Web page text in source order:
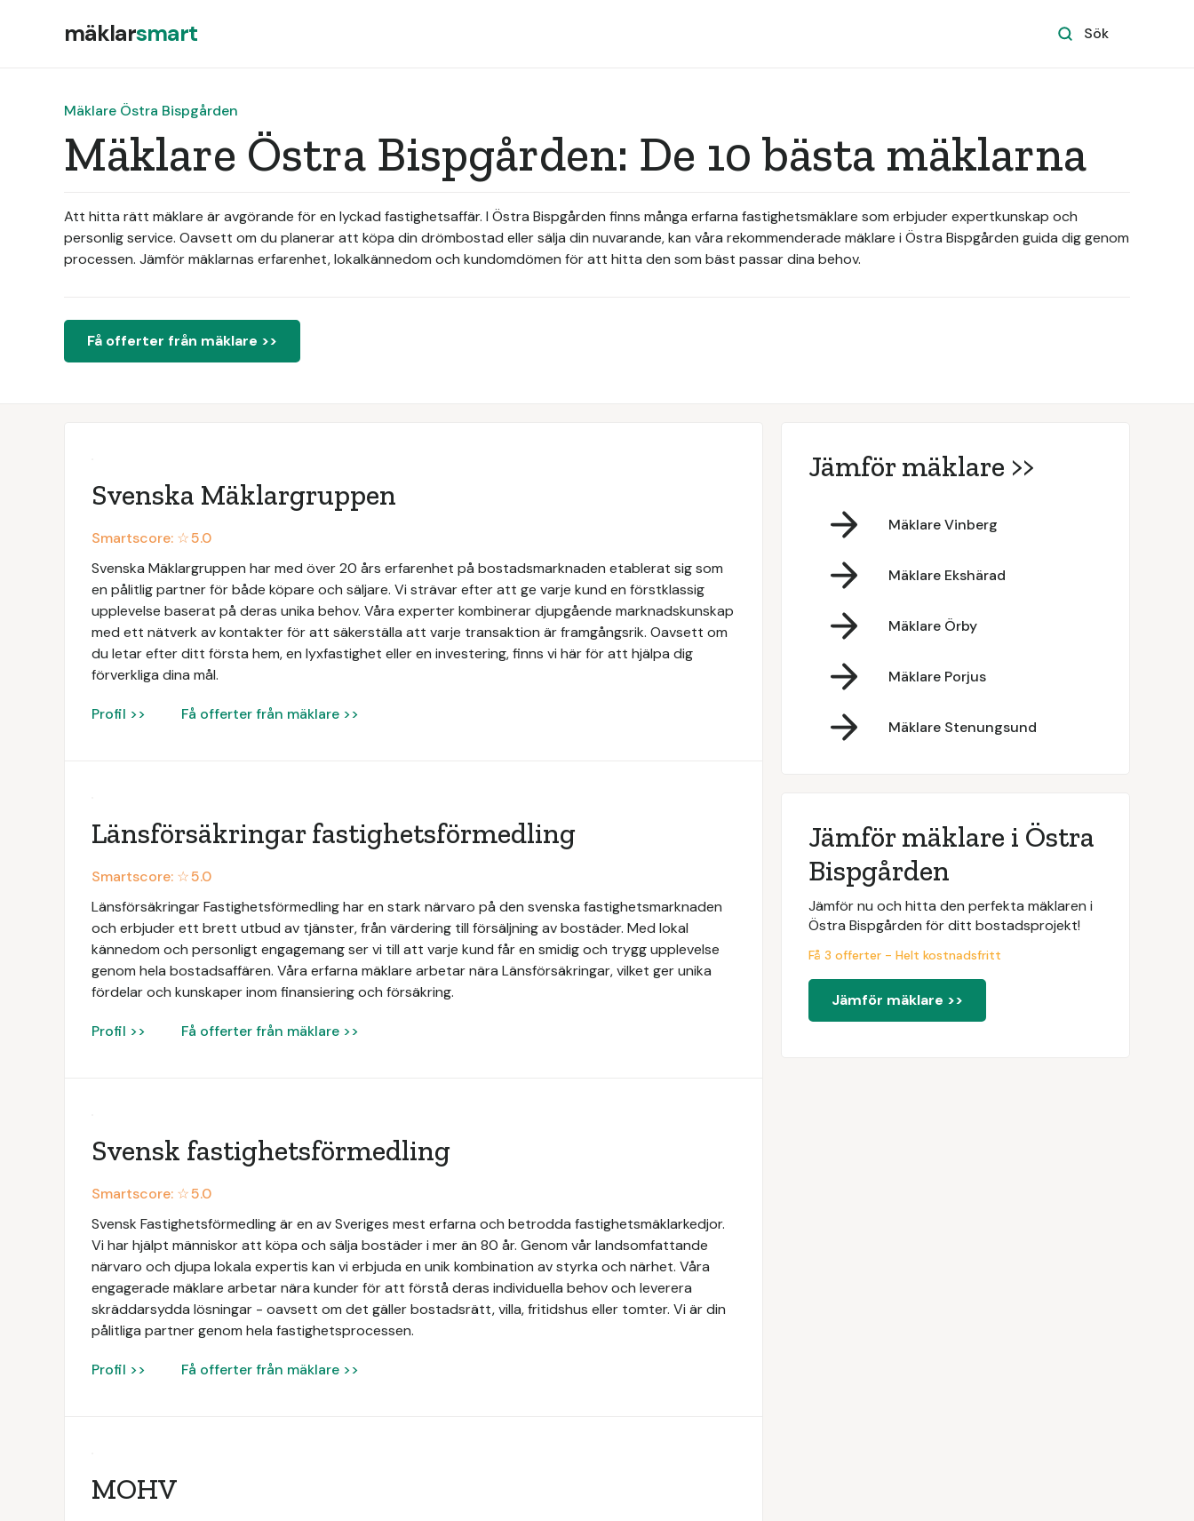
mäklarsmart Sök
Mäklare Östra Bispgården
Mäklare Östra Bispgården: De 10 bästa mäklarna
Att hitta rätt mäklare är avgörande för en lyckad fastighetsaffär. I Östra Bispgården finns många erfarna fastighetsmäklare som erbjuder expertkunskap och
personlig service. Oavsett om du planerar att köpa din drömbostad eller sälja din nuvarande, kan våra rekommenderade mäklare i Östra Bispgården guida dig genom
processen. Jämför mäklarnas erfarenhet, lokalkännedom och kundomdömen för att hitta den som bäst passar dina behov.
Få offerter från mäklare >>
Svenska Mäklargruppen
Smartscore: ☆5.0
Svenska Mäklargruppen har med över 20 års erfarenhet på bostadsmarknaden etablerat sig som
en pålitlig partner för både köpare och säljare. Vi strävar efter att ge varje kund en förstklassig
upplevelse baserat på deras unika behov. Våra experter kombinerar djupgående marknadskunskap
med ett nätverk av kontakter för att säkerställa att varje transaktion är framgångsrik. Oavsett om
du letar efter ditt första hem, en lyxfastighet eller en investering, finns vi här för att hjälpa dig
förverkliga dina mål.
Profil >> Få offerter från mäklare >>
Länsförsäkringar fastighetsförmedling
Smartscore: ☆5.0
Länsförsäkringar Fastighetsförmedling har en stark närvaro på den svenska fastighetsmarknaden
och erbjuder ett brett utbud av tjänster, från värdering till försäljning av bostäder. Med lokal
kännedom och personligt engagemang ser vi till att varje kund får en smidig och trygg upplevelse
genom hela bostadsaffären. Våra erfarna mäklare arbetar nära Länsförsäkringar, vilket ger unika
fördelar och kunskaper inom finansiering och försäkring.
Profil >> Få offerter från mäklare >>
Svensk fastighetsförmedling
Smartscore: ☆5.0
Svensk Fastighetsförmedling är en av Sveriges mest erfarna och betrodda fastighetsmäklarkedjor.
Vi har hjälpt människor att köpa och sälja bostäder i mer än 80 år. Genom vår landsomfattande
närvaro och djupa lokala expertis kan vi erbjuda en unik kombination av styrka och närhet. Våra
engagerade mäklare arbetar nära kunder för att förstå deras individuella behov och leverera
skräddarsydda lösningar - oavsett om det gäller bostadsrätt, villa, fritidshus eller tomter. Vi är din
pålitliga partner genom hela fastighetsprocessen.
Profil >> Få offerter från mäklare >>
MOHV
Jämför mäklare >>
Mäklare Vinberg
Mäklare Ekshärad
Mäklare Örby
Mäklare Porjus
Mäklare Stenungsund
Jämför mäklare i Östra
Bispgården
Jämför nu och hitta den perfekta mäklaren i
Östra Bispgården för ditt bostadsprojekt!
Få 3 offerter - Helt kostnadsfritt
Jämför mäklare >>